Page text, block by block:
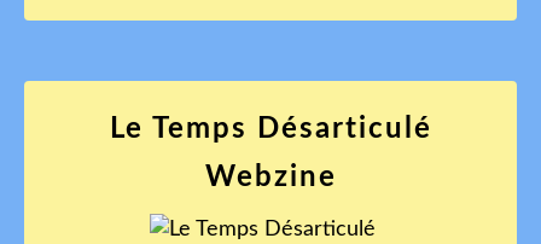
Le Temps Désarticulé
Webzine